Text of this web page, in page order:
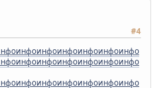
#4
инфоинфоинфоинфоинфоинфо
инфоинфоинфоинфоинфоинфо
инфоинфоинфоинфоинфоинфо